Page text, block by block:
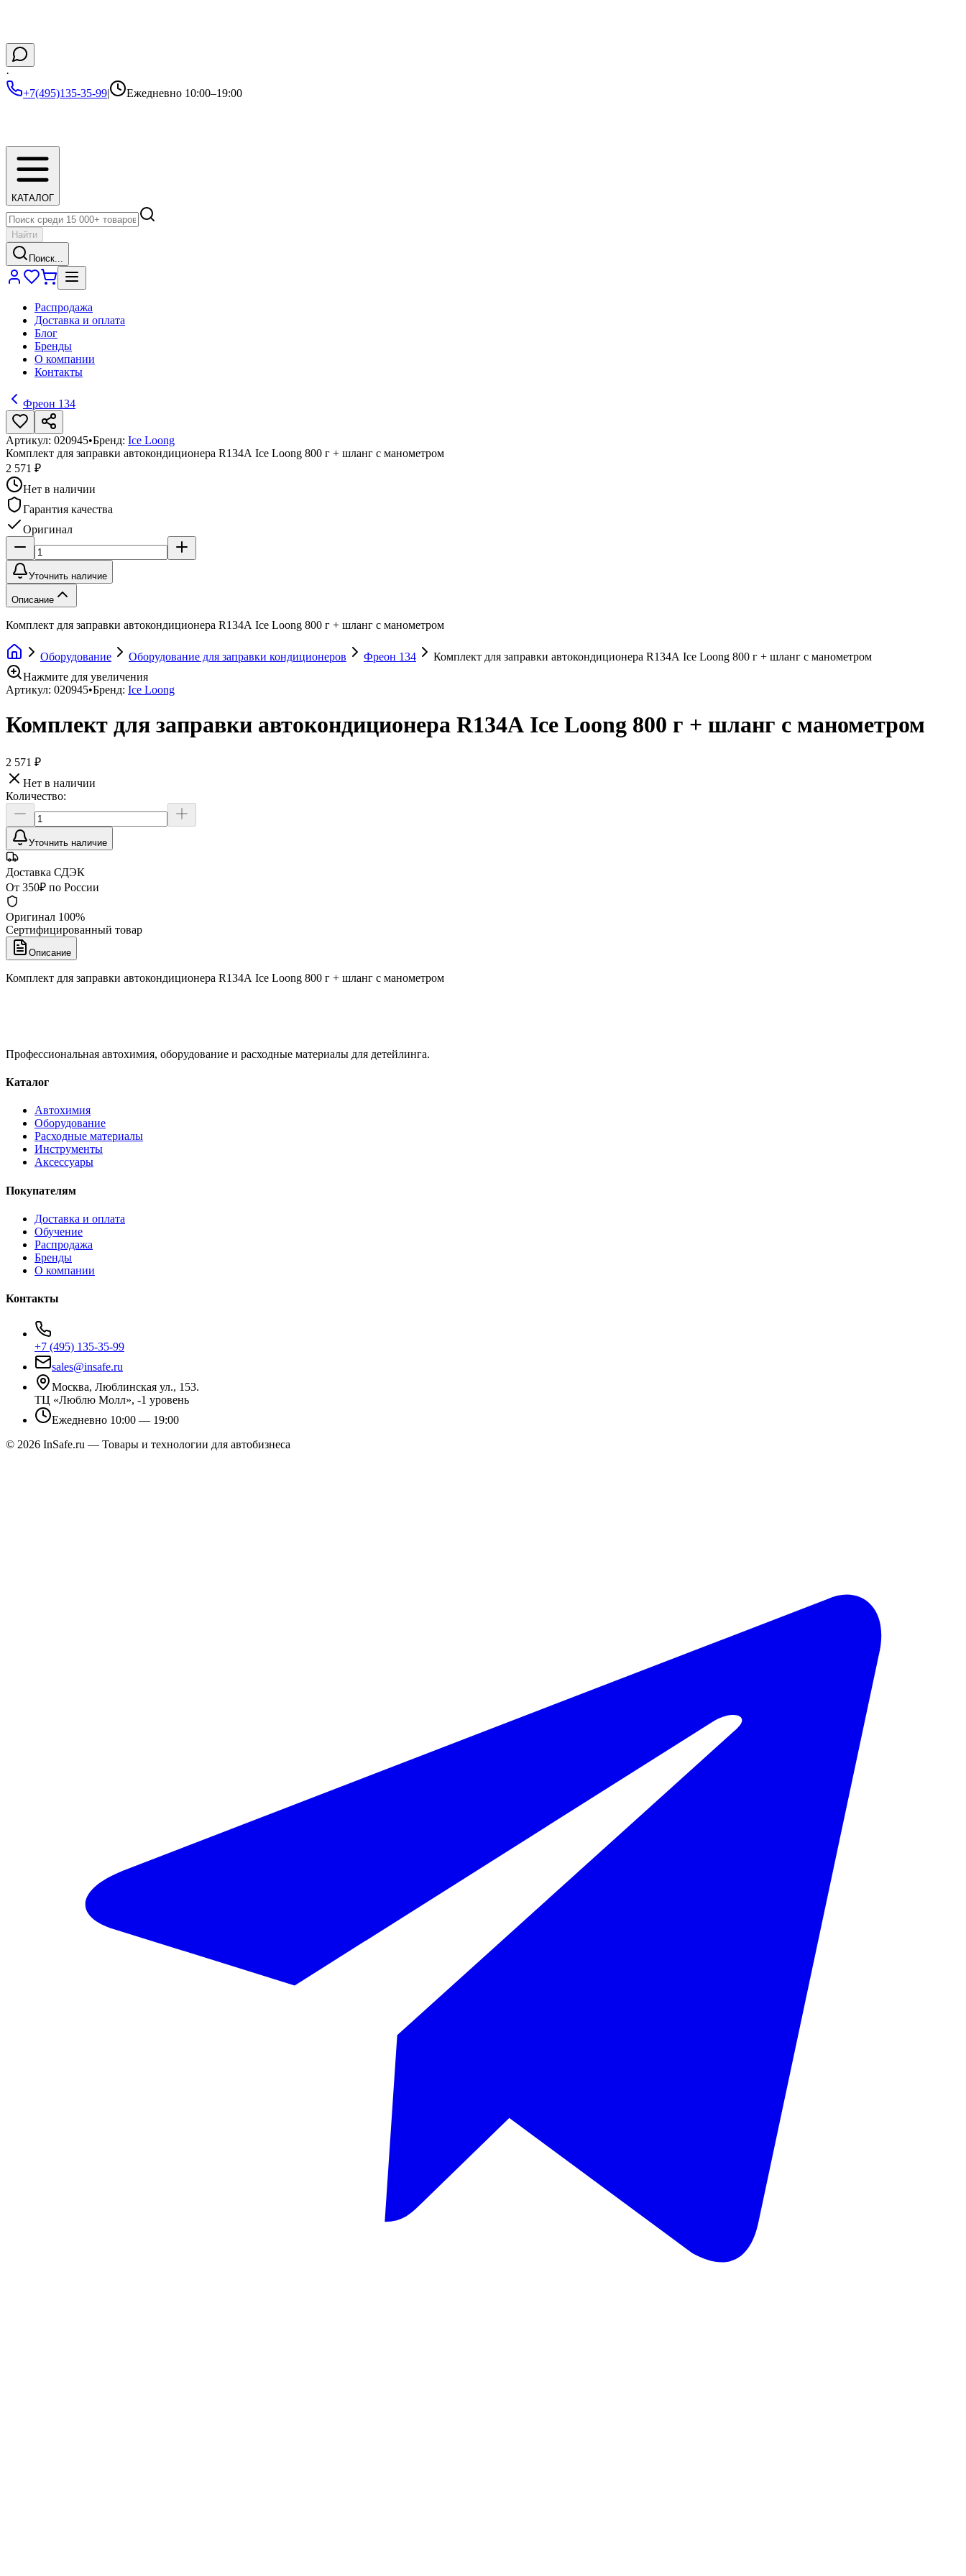
·
+7(495)135-35-99| Ежедневно 10:00–19:00
КАТАЛОГ
Найти
Поиск...
Распродажа
Доставка и оплата
Блог
Бренды
О компании
Контакты
Фреон 134
Артикул: 020945•Бренд: Ice Loong
Комплект для заправки автокондиционера R134А Ice Loong 800 г + шланг с манометром
2 571 ₽
Нет в наличии
Гарантия качества
Оригинал
Уточнить наличие
Описание
Комплект для заправки автокондиционера R134А Ice Loong 800 г + шланг с манометром
Оборудование Оборудование для заправки кондиционеров Фреон 134
Комплект для заправки автокондиционера R134А Ice Loong 800 г + шланг с манометром
Нажмите для увеличения
Артикул: 020945•Бренд: Ice Loong
Комплект для заправки автокондиционера R134А Ice Loong 800 г + шланг с манометром
2 571 ₽
Нет в наличии
Количество:
Уточнить наличие
Доставка СДЭК
От 350₽ по России
Оригинал 100%
Сертифицированный товар
Описание
Комплект для заправки автокондиционера R134А Ice Loong 800 г + шланг с манометром
Профессиональная автохимия, оборудование и расходные материалы для детейлинга.
Каталог
Автохимия
Оборудование
Расходные материалы
Инструменты
Аксессуары
Покупателям
Доставка и оплата
Обучение
Распродажа
Бренды
О компании
Контакты
+7 (495) 135-35-99
sales@insafe.ru
Москва, Люблинская ул., 153.
ТЦ «Люблю Молл», -1 уровень
Ежедневно 10:00 — 19:00
© 2026 InSafe.ru — Товары и технологии для автобизнеса